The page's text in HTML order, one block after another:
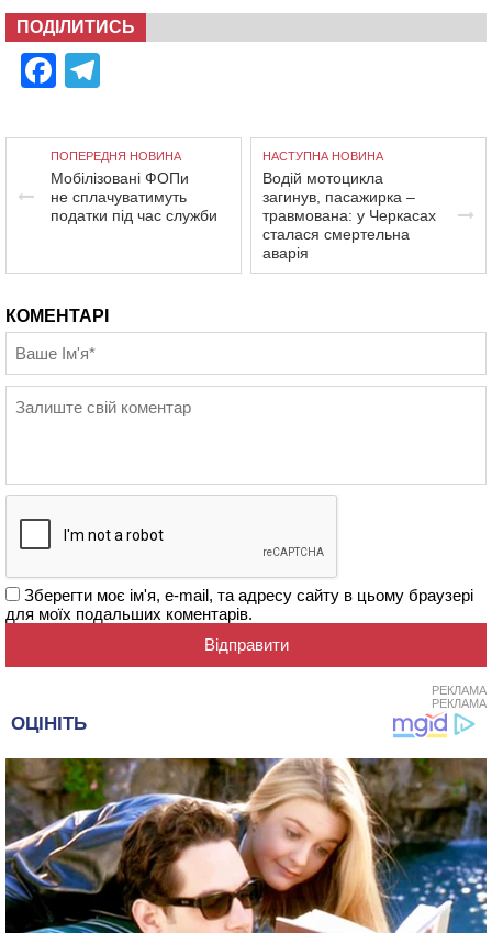
ПОДІЛИТИСЬ
Facebook
ПОПЕРЕДНЯ НОВИНА
Мобілізовані ФОПи
не сплачуватимуть
податки під час служби
НАСТУПНА НОВИНА
Водій мотоцикла
загинув, пасажирка –
травмована: у Черкасах
сталася смертельна
аварія
КОМЕНТАРІ
Зберегти моє ім'я, e-mail, та адресу сайту в цьому браузері
для моїх подальших коментарів.
РЕКЛАМА
РЕКЛАМА